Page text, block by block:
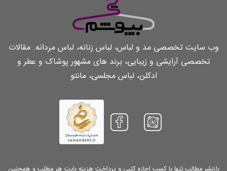
وب سایت تخصصی مد و لباس، لباس زنانه، لباس مردانه. مقالات
تخصصی آرایشی و زیبایی، برند های مشهور پوشاک و عطر و
ادکلن، لباس مجلسی، مانتو